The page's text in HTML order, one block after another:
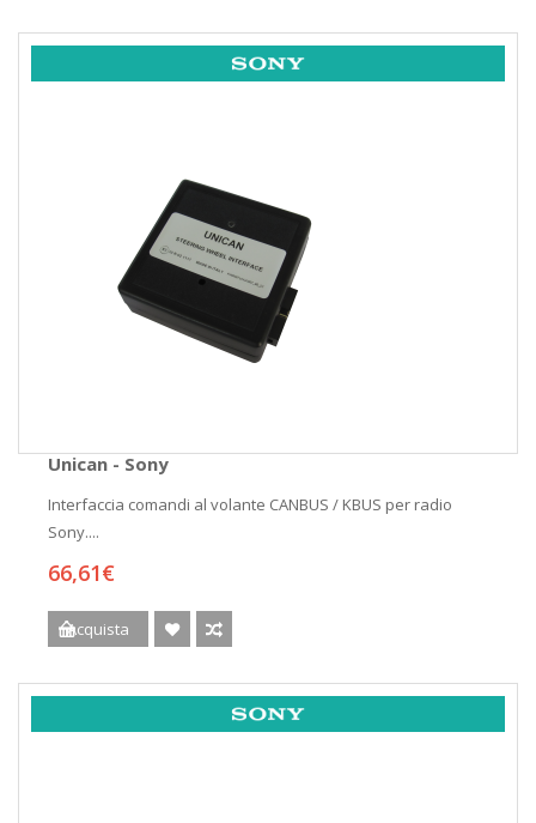
Unican - Sony
Interfaccia comandi al volante CANBUS / KBUS per radio
Sony....
66,61€
Acquista